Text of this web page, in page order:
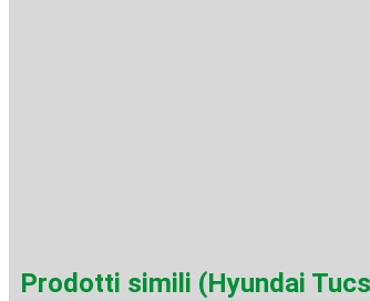
Prodotti simili (Hyundai